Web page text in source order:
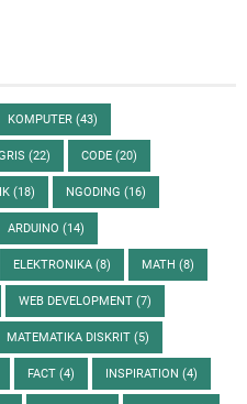
KOMPUTER (43)
(22) CODE (20)
(18) NGODING (16)
ARDUINO (14)
ELEKTRONIKA (8) MATH (8)
WEB DEVELOPMENT (7)
MATEMATIKA DISKRIT (5)
FACT (4) INSPIRATION (4)